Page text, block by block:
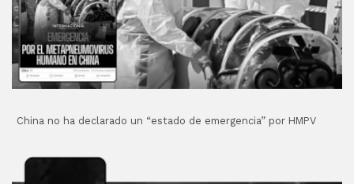
China no ha declarado un “estado de emergencia” por HMPV